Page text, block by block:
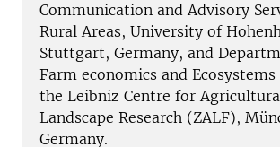
Communication and Advisory
Rural Areas, University of
Stuttgart, Germany, and
Farm economics and Ecosystems
the Leibniz Centre for
Landscape Research (ZALF),
Germany.